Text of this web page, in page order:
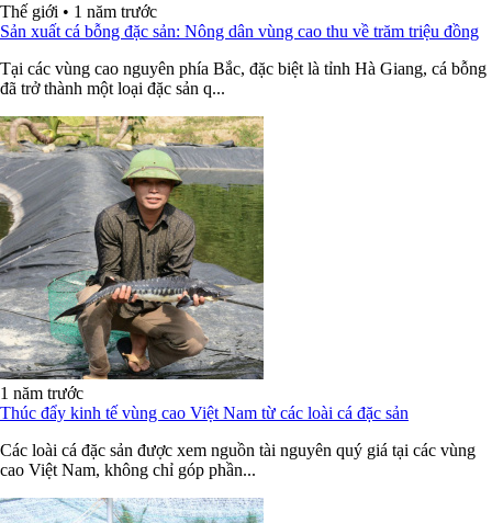
Thế giới • 1 năm trước
Sản xuất cá bỗng đặc sản: Nông dân vùng cao thu về trăm triệu đồng
Tại các vùng cao nguyên phía Bắc, đặc biệt là tỉnh Hà Giang, cá bỗng
đã trở thành một loại đặc sản q...
1 năm trước
Thúc đẩy kinh tế vùng cao Việt Nam từ các loài cá đặc sản
Các loài cá đặc sản được xem nguồn tài nguyên quý giá tại các vùng
cao Việt Nam, không chỉ góp phần...